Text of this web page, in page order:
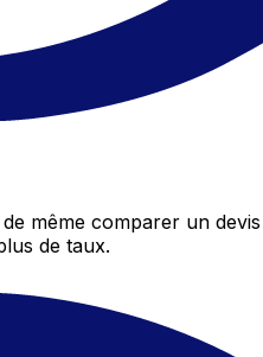
même comparer un
de taux.